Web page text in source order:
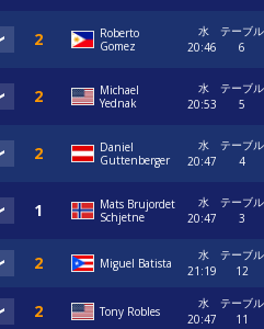
Roberto
Gomez
水
20:46
テーブル
6
Michael
Yednak
水
20:53
テーブル
5
Daniel
Guttenberger
水
20:47
テーブル
4
Mats Brujordet
Schjetne
水
20:47
テーブル
3
Miguel Batista
水
21:19
テーブル
12
Tony Robles
水
20:47
テーブル
11